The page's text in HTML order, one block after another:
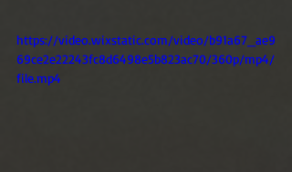
https://video.wixstatic.com/video/b91a67_ae9
69ce2e22243fc8d6498e5b823ac70/360p/mp4/
file.mp4